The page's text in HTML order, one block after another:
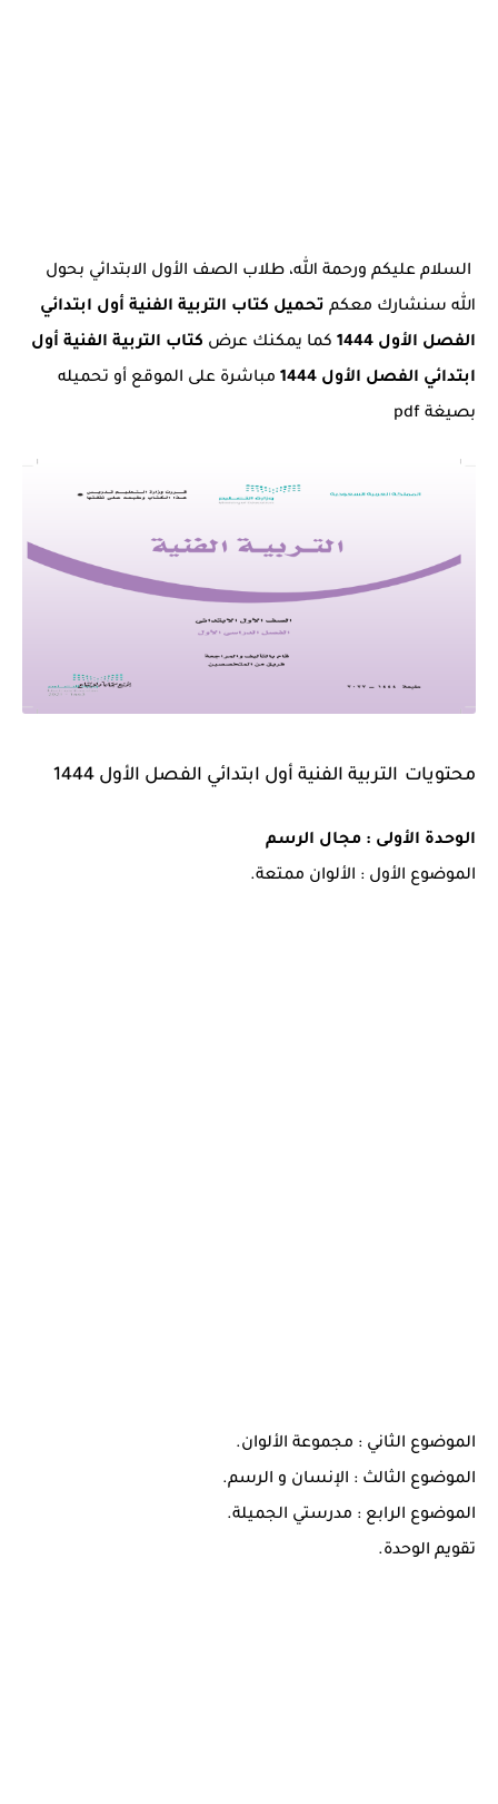
السلام عليكم ورحمة الله، طلاب الصف الأول الابتدائي بحول
الله سنشارك معكم تحميل كتاب التربية الفنية أول ابتدائي
الفصل الأول 1444
كما يمكنك عرض كتاب التربية الفنية أول
ابتدائي الفصل الأول 1444
مباشرة على الموقع أو تحميله
بصيغة pdf
محتويات التربية الفنية أول ابتدائي الفصل الأول 1444
الوحدة الأولى : مجال الرسم
الموضوع الأول : الألوان ممتعة.
الموضوع الثاني : مجموعة الألوان.
الموضوع الثالث : الإنسان و الرسم.
الموضوع الرابع : مدرستي الجميلة.
تقويم الوحدة.